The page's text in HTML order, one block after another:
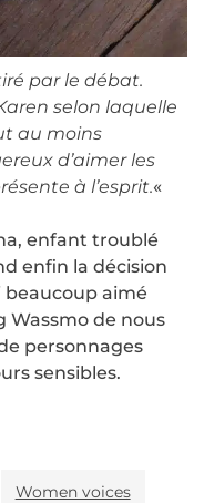
par le débat.
selon laquelle
au moins
d’aimer les
à l’esprit.«
enfant troublé
enfin la décision
beaucoup aimé
Wassmo de nous
personnages
sensibles.
Women voices